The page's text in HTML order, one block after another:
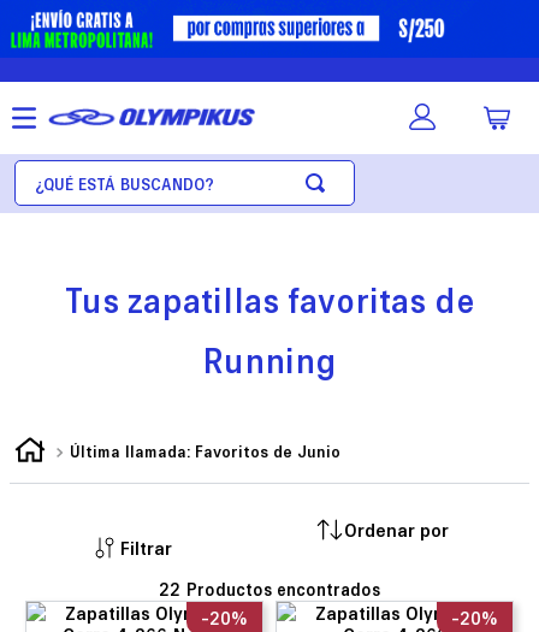
Tus zapatillas favoritas de
Running
Última llamada: Favoritos de Junio
Filtrar
22
-20% -20%